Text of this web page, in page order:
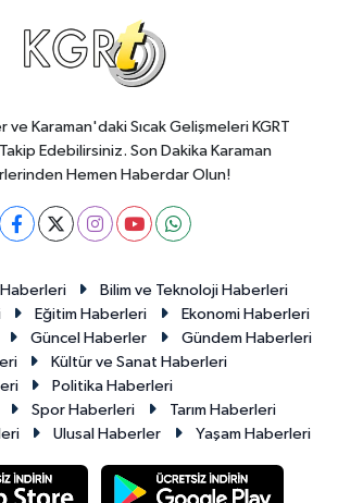
ve Karaman'daki Sıcak Gelişmeleri KGRT
Edebilirsiniz. Son Dakika Karaman
Hemen Haberdar Olun!
Haberleri
Bilim ve Teknoloji Haberleri
Eğitim Haberleri
Ekonomi Haberleri
Güncel Haberler
Gündem Haberleri
Kültür ve Sanat Haberleri
Politika Haberleri
Spor Haberleri
Tarım Haberleri
Ulusal Haberler Yaşam Haberleri